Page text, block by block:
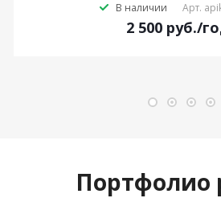
В наличии Арт.
2 500 руб./
Портфолио